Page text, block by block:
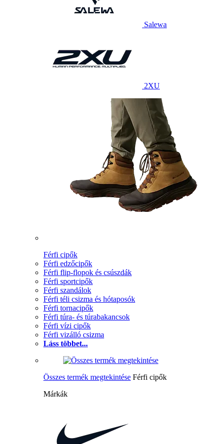
Salewa
2XU
Férfi cipők
Férfi edzőcipők
Férfi flip-flopok és csúszdák
Férfi sportcipők
Férfi szandálok
Férfi téli csizma és hótaposók
Férfi tornacipők
Férfi túra- és túrabakancsok
Férfi vízi cipők
Férfi vizálló csizma
Láss többet...
Összes termék megtekintése Férfi cipők
Márkák